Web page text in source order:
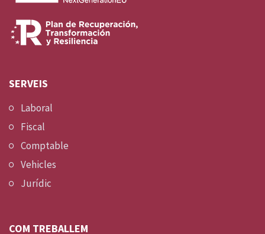
SERVEIS
Laboral
Fiscal
Comptable
Vehicles
Jurídic
COM TREBALLEM